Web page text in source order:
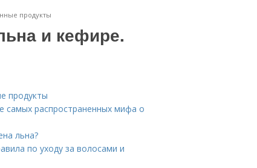
продукты
и кефире.
продукты
самых распространенных мифа о
льна?
по уходу за волосами и